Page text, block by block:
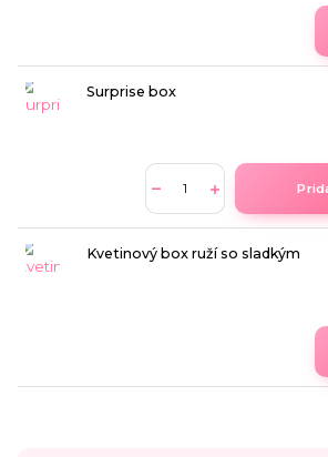
Surprise box
Kvetinový box ruží so sladkým